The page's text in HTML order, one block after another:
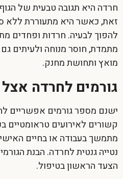
חרדה היא תגובה טבעית של
זאת, כאשר היא מתעוררת ללא
להפוך לבעיה. חרדות ופחדים
מתמדת, חוסר מנוחה ולעיתים
מואץ ותחושת מחנק.
גורמים לחרדה אצל
ישנם מספר גורמים אפשריים
קשורים לאירועים
מתמשך בעבודה או בחיים
נטייה גנטית לחרדה. הבנת
הצעד הראשון בטיפול.